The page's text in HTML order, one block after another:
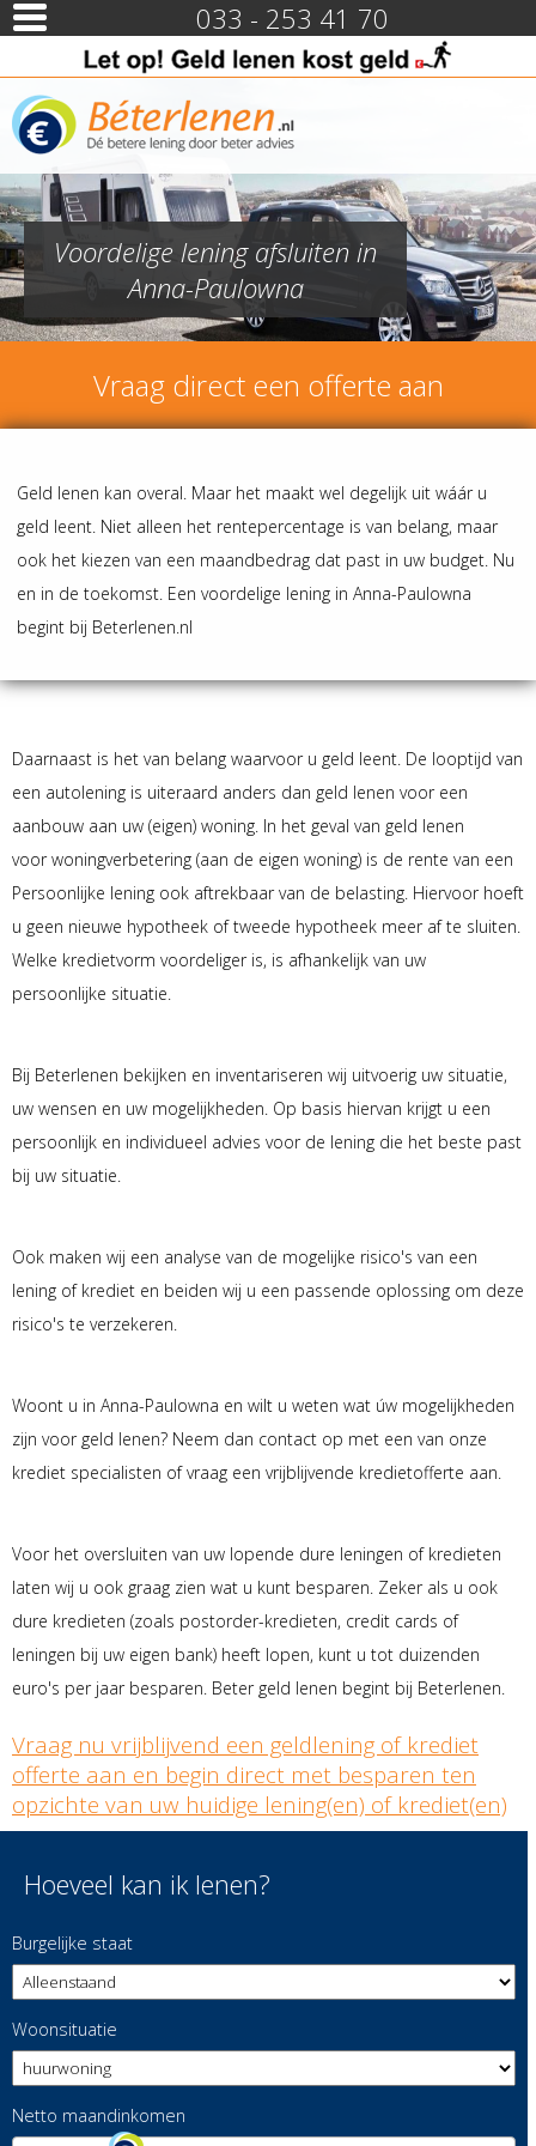
033 - 253 41 70
Voordelige lening afsluiten in
Anna-Paulowna
Vraag direct een offerte aan
Geld lenen kan overal. Maar het maakt wel degelijk uit wáár u
geld leent. Niet alleen het rentepercentage is van belang, maar
ook het kiezen van een maandbedrag dat past in uw budget. Nu
en in de toekomst. Een voordelige lening in Anna-Paulowna
begint bij Beterlenen.nl
Daarnaast is het van belang waarvoor u geld leent. De looptijd van
een autolening is uiteraard anders dan geld lenen voor een
aanbouw aan uw (eigen) woning. In het geval van geld lenen
voor woningverbetering (aan de eigen woning) is de rente van een
Persoonlijke lening ook aftrekbaar van de belasting. Hiervoor hoeft
u geen nieuwe hypotheek of tweede hypotheek meer af te sluiten.
Welke kredietvorm voordeliger is, is afhankelijk van uw
persoonlijke situatie.
Bij Beterlenen bekijken en inventariseren wij uitvoerig uw situatie,
uw wensen en uw mogelijkheden. Op basis hiervan krijgt u een
persoonlijk en individueel advies voor de lening die het beste past
bij uw situatie.
Ook maken wij een analyse van de mogelijke risico's van een
lening of krediet en beiden wij u een passende oplossing om deze
risico's te verzekeren.
Woont u in Anna-Paulowna en wilt u weten wat úw mogelijkheden
zijn voor geld lenen? Neem dan contact op met een van onze
krediet specialisten of vraag een vrijblijvende kredietofferte aan.
Voor het oversluiten van uw lopende dure leningen of kredieten
laten wij u ook graag zien wat u kunt besparen. Zeker als u ook
dure kredieten (zoals postorder-kredieten, credit cards of
leningen bij uw eigen bank) heeft lopen, kunt u tot duizenden
euro's per jaar besparen. Beter geld lenen begint bij Beterlenen.
Vraag nu vrijblijvend een geldlening of krediet
offerte aan en begin direct met besparen ten
opzichte van uw huidige lening(en) of krediet(en)
Hoeveel kan ik lenen?
Burgelijke staat
Woonsituatie
Netto maandinkomen